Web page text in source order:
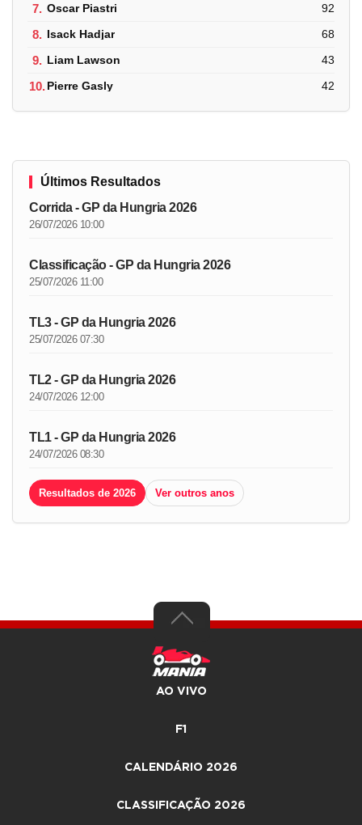
7. Oscar Piastri 92
8. Isack Hadjar 68
9. Liam Lawson 43
10.Pierre Gasly 42
Últimos Resultados
Corrida - GP da Hungria 2026
26/07/2026 10:00
Classificação - GP da Hungria 2026
25/07/2026 11:00
TL3 - GP da Hungria 2026
25/07/2026 07:30
TL2 - GP da Hungria 2026
24/07/2026 12:00
TL1 - GP da Hungria 2026
24/07/2026 08:30
Resultados de 2026 Ver outros anos
AO VIVO
F1
CALENDÁRIO 2026
CLASSIFICAÇÃO 2026